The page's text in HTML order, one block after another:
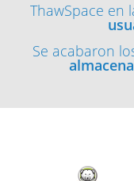
ThawSpace en
Se acabaron